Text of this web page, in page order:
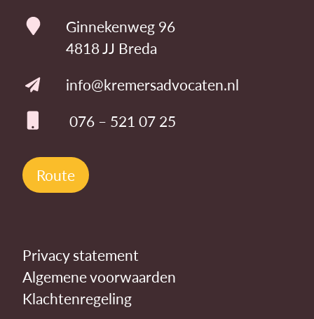
Ginnekenweg 96
4818 JJ Breda
info@kremersadvocaten.nl
076 – 521 07 25
Route
Privacy statement
Algemene voorwaarden
Klachtenregeling